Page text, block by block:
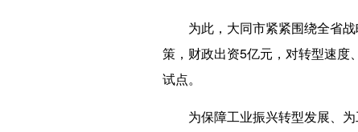
为此，大同市紧紧围绕全省战
策，财政出资5亿元，对转型速度
试点。
为保障工业振兴转型发展、为